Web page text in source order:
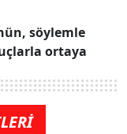
söylemle
ortaya